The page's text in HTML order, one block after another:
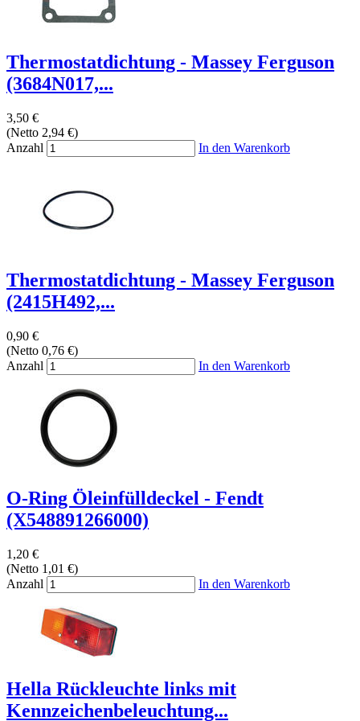
Thermostatdichtung - Massey Ferguson
(3684N017,...
3,50 €
(Netto 2,94 €)
Anzahl
In den Warenkorb
Thermostatdichtung - Massey Ferguson
(2415H492,...
0,90 €
(Netto 0,76 €)
Anzahl
In den Warenkorb
O-Ring Öleinfülldeckel - Fendt
(X548891266000)
1,20 €
(Netto 1,01 €)
Anzahl
In den Warenkorb
Hella Rückleuchte links mit
Kennzeichenbeleuchtung...